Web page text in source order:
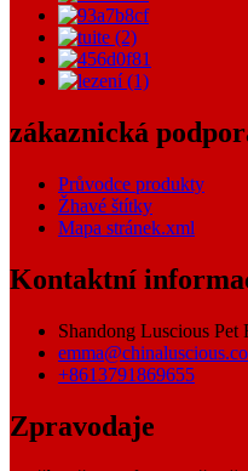
zákaznická
Průvodce produkty
Žhavé štítky
Mapa stránek.xml
Kontaktní
Shandong Luscious Pet
+8613791869655
Zpravodaje